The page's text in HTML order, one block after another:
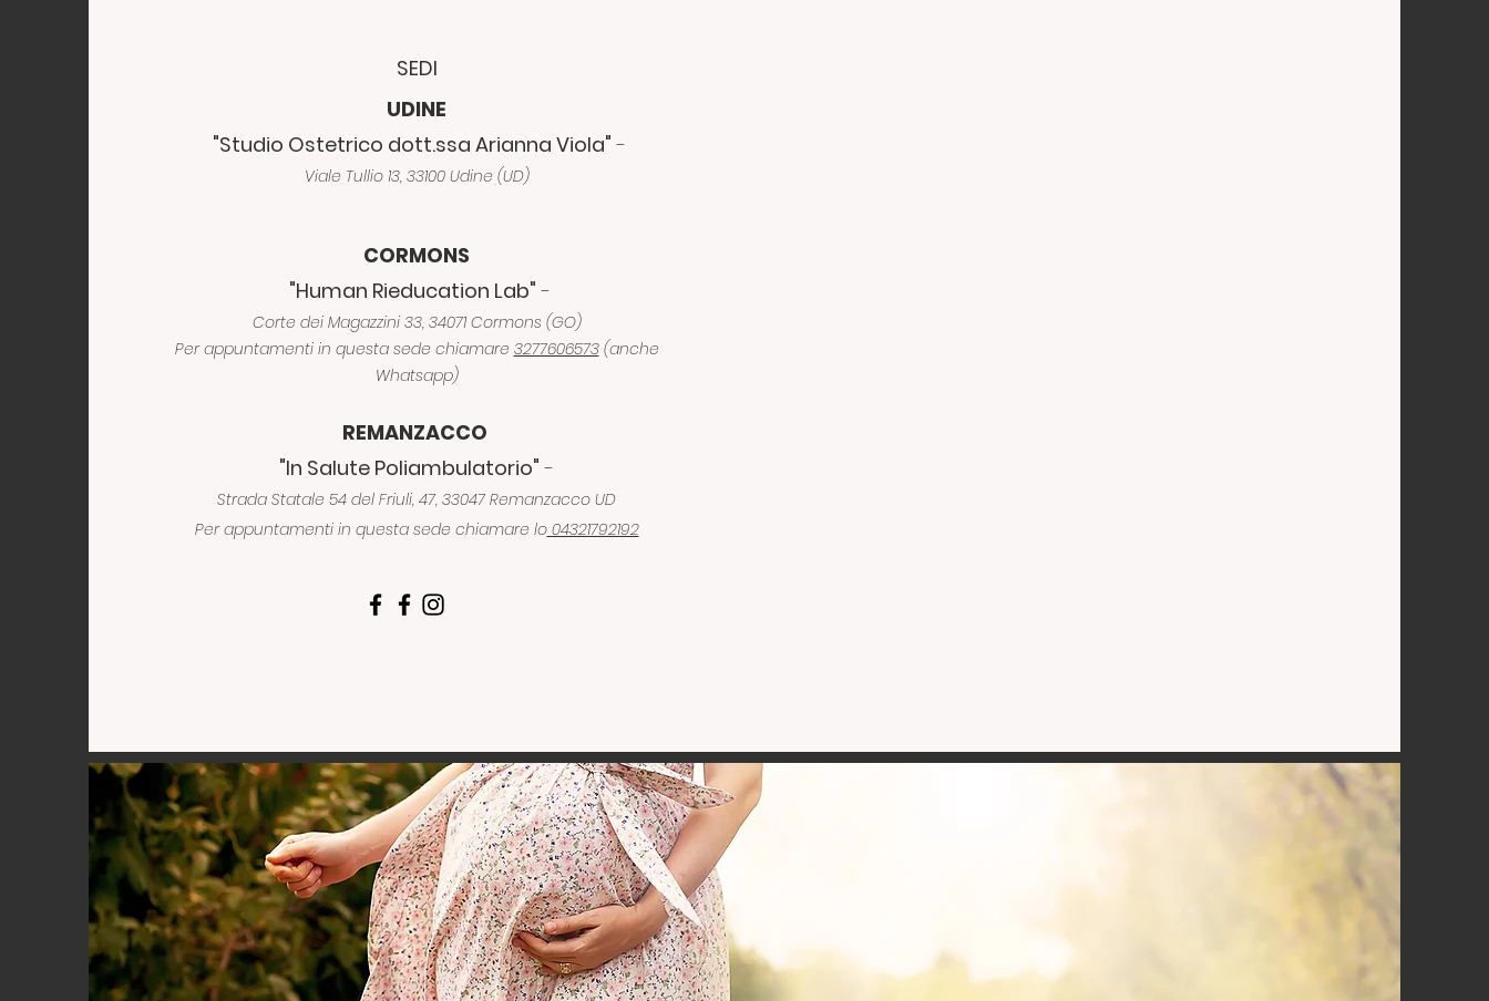
SEDI
UDINE
"Studio Ostetrico dott.ssa Arianna Viola" -
Viale Tullio 13, 33100 Udine (UD)
CORMONS
"Human Rieducation Lab" -
Corte dei Magazzini 33, 34071 Cormons (GO)
Per appuntamenti in questa sede chiamare 3277606573(anche
Whatsapp)
REMANZACCO
"In Salute Poliambulatorio" -
Strada Statale 54 del Friuli, 47, 33047 Remanzacco UD
Per appuntamenti in questa sede chiamare lo04321792192